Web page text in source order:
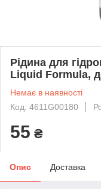
Рідина для
Liquid Formula,
Немає в наявності
Код: 4611G00180
55 ₴
Опис Доставка